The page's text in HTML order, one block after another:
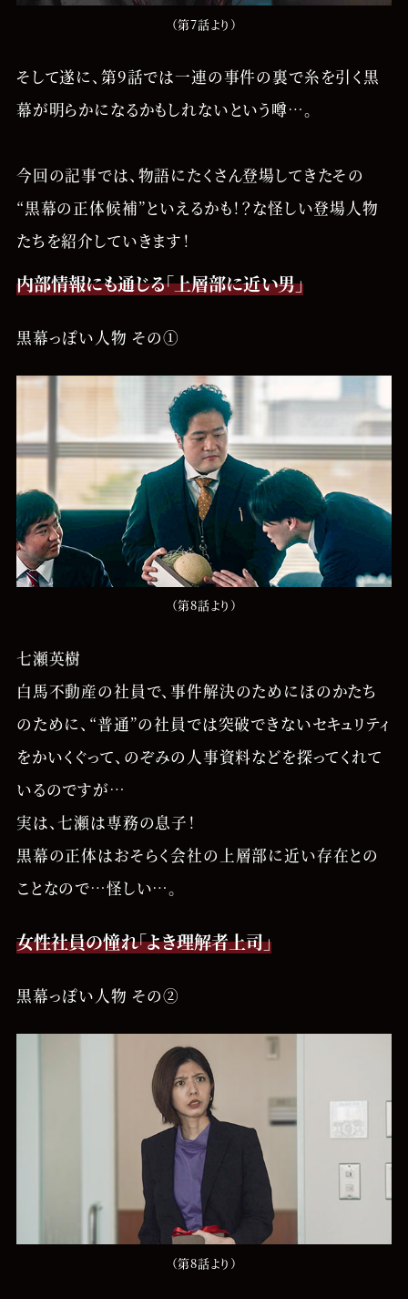
（第7話より）
そして遂に、第9話では一連の事件の裏で糸を引く黒
幕が明らかになるかもしれないという噂…。
今回の記事では、物語にたくさん登場してきたその
“黒幕の正体候補”といえるかも！？な怪しい登場人物
たちを紹介していきます！
内部情報にも通じる「上層部に近い男」
黒幕っぽい人物 その①
（第8話より）
七瀬英樹
白馬不動産の社員で、事件解決のためにほのかたち
のために、“普通”の社員では突破できないセキュリティ
をかいくぐって、のぞみの人事資料などを探ってくれて
いるのですが…
実は、七瀬は専務の息子！
黒幕の正体はおそらく会社の上層部に近い存在との
ことなので…怪しい…。
女性社員の憧れ「よき理解者上司」
黒幕っぽい人物 その②
（第8話より）